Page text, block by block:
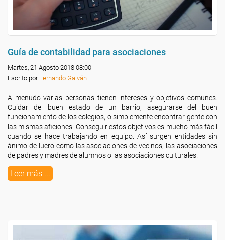
Guía de contabilidad para asociaciones
Martes, 21 Agosto 2018 08:00
Escrito por Fernando Galván
A menudo varias personas tienen intereses y objetivos comunes.
Cuidar del buen estado de un barrio, asegurarse del buen
funcionamiento de los colegios, o simplemente encontrar gente con
las mismas aficiones. Conseguir estos objetivos es mucho más fácil
cuando se hace trabajando en equipo. Así surgen entidades sin
ánimo de lucro como las asociaciones de vecinos, las asociaciones
de padres y madres de alumnos o las asociaciones culturales.
Leer más ...